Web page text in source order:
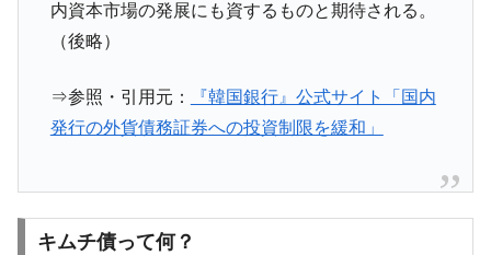
『Money1』
ータセンター整備」⇒ だから無理だってば。
『Money1』
JPモルガン「韓国レバレッジETFの清算は
ほぼ終わった」
ャンペーン」⇒ あの名物教授も登場！
内資本市場の発展にも資するものと期待される。
（後略）
⇒参照・引用元：
『韓国銀行』公式サイト「国内
発行の外貨債務証券への投資制限を緩和」
キムチ債って何？